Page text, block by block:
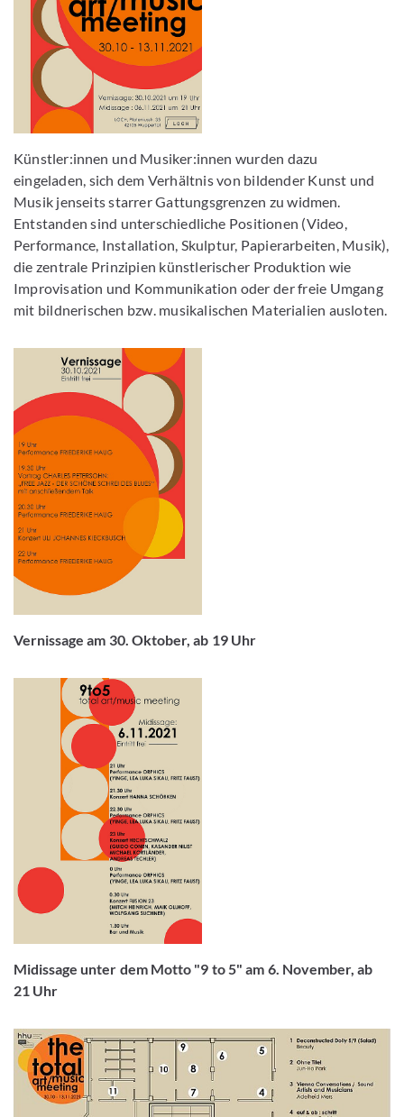
Künstler:innen und Musiker:innen wurden dazu
eingeladen, sich dem Verhältnis von bildender Kunst und
Musik jenseits starrer Gattungsgrenzen zu widmen.
Entstanden sind unterschiedliche Positionen (Video,
Performance, Installation, Skulptur, Papierarbeiten, Musik),
die zentrale Prinzipien künstlerischer Produktion wie
Improvisation und Kommunikation oder der freie Umgang
mit bildnerischen bzw. musikalischen Materialien ausloten.
Vernissage am 30. Oktober, ab 19 Uhr
Midissage unter dem Motto "9 to 5" am 6. November, ab
21 Uhr